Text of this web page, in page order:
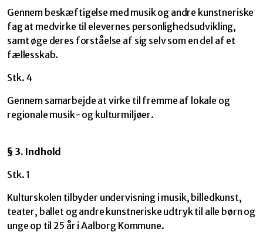
Gennem beskæftigelse med musik og andre kunstneriske
fag at medvirke til elevernes personlighedsudvikling,
samt øge deres forståelse af sig selv som en del af et
fællesskab.
Stk. 4
Gennem samarbejde at virke til fremme af lokale og
regionale musik- og kulturmiljøer.
§ 3. Indhold
Stk. 1
Kulturskolen tilbyder undervisning i musik, billedkunst,
teater, ballet og andre kunstneriske udtryk til alle børn og
unge op til 25 år i Aalborg Kommune.